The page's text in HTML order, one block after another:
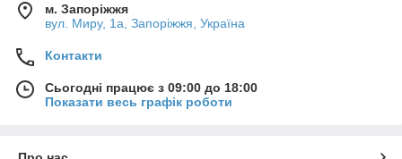
м. Запоріжжя
вул. Миру, 1а, Запоріжжя, Україна
Контакти
Сьогодні працює з 09:00 до 18:00
Показати весь графік роботи